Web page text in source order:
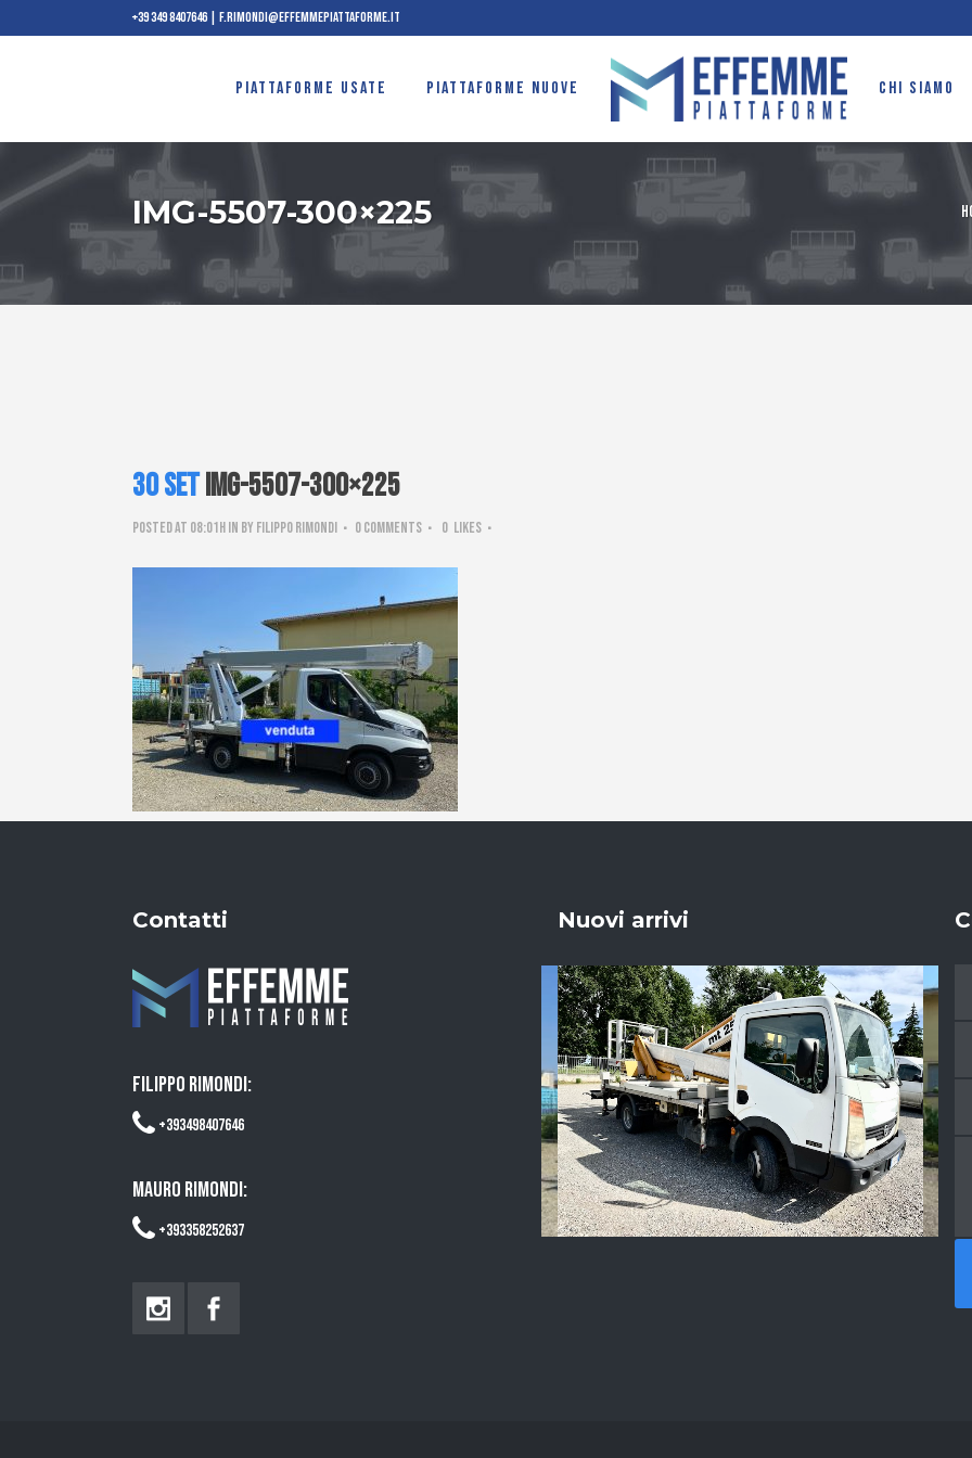
+39 349 8407646| f.rimondi@effemmepiattaforme.it
PIATTAFORME USATE PIATTAFORME NUOVE CHI SIAMO
IMG-5507-300×225
30 SetIMG-5507-300×225
Posted at 08:01hin by Filippo Rimondi 0 Comments 0 Likes
Contatti
FILIPPO RIMONDI:
+393498407646
MAURO RIMONDI:
+393358252637
Nuovi arrivi